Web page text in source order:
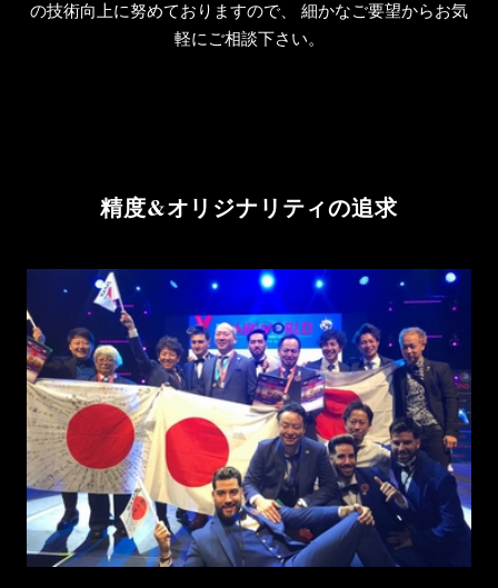
の技術向上に努めておりますので、
細かなご要望からお気
軽にご相談下さい。
精度&オリジナリティの追求